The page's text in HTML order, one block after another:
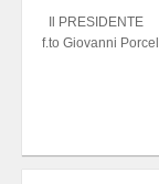
Il PRESIDENTE
f.to Giovanni